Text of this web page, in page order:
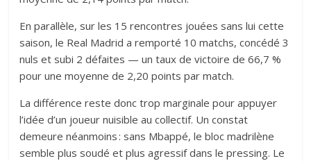
En parallèle, sur les 15 rencontres jouées sans lui cette
saison, le Real Madrid a remporté 10 matchs, concédé 3
nuls et subi 2 défaites — un taux de victoire de 66,7 %
pour une moyenne de 2,20 points par match.
La différence reste donc trop marginale pour appuyer
l’idée d’un joueur nuisible au collectif. Un constat
demeure néanmoins : sans Mbappé, le bloc madrilène
semble plus soudé et plus agressif dans le pressing. Le